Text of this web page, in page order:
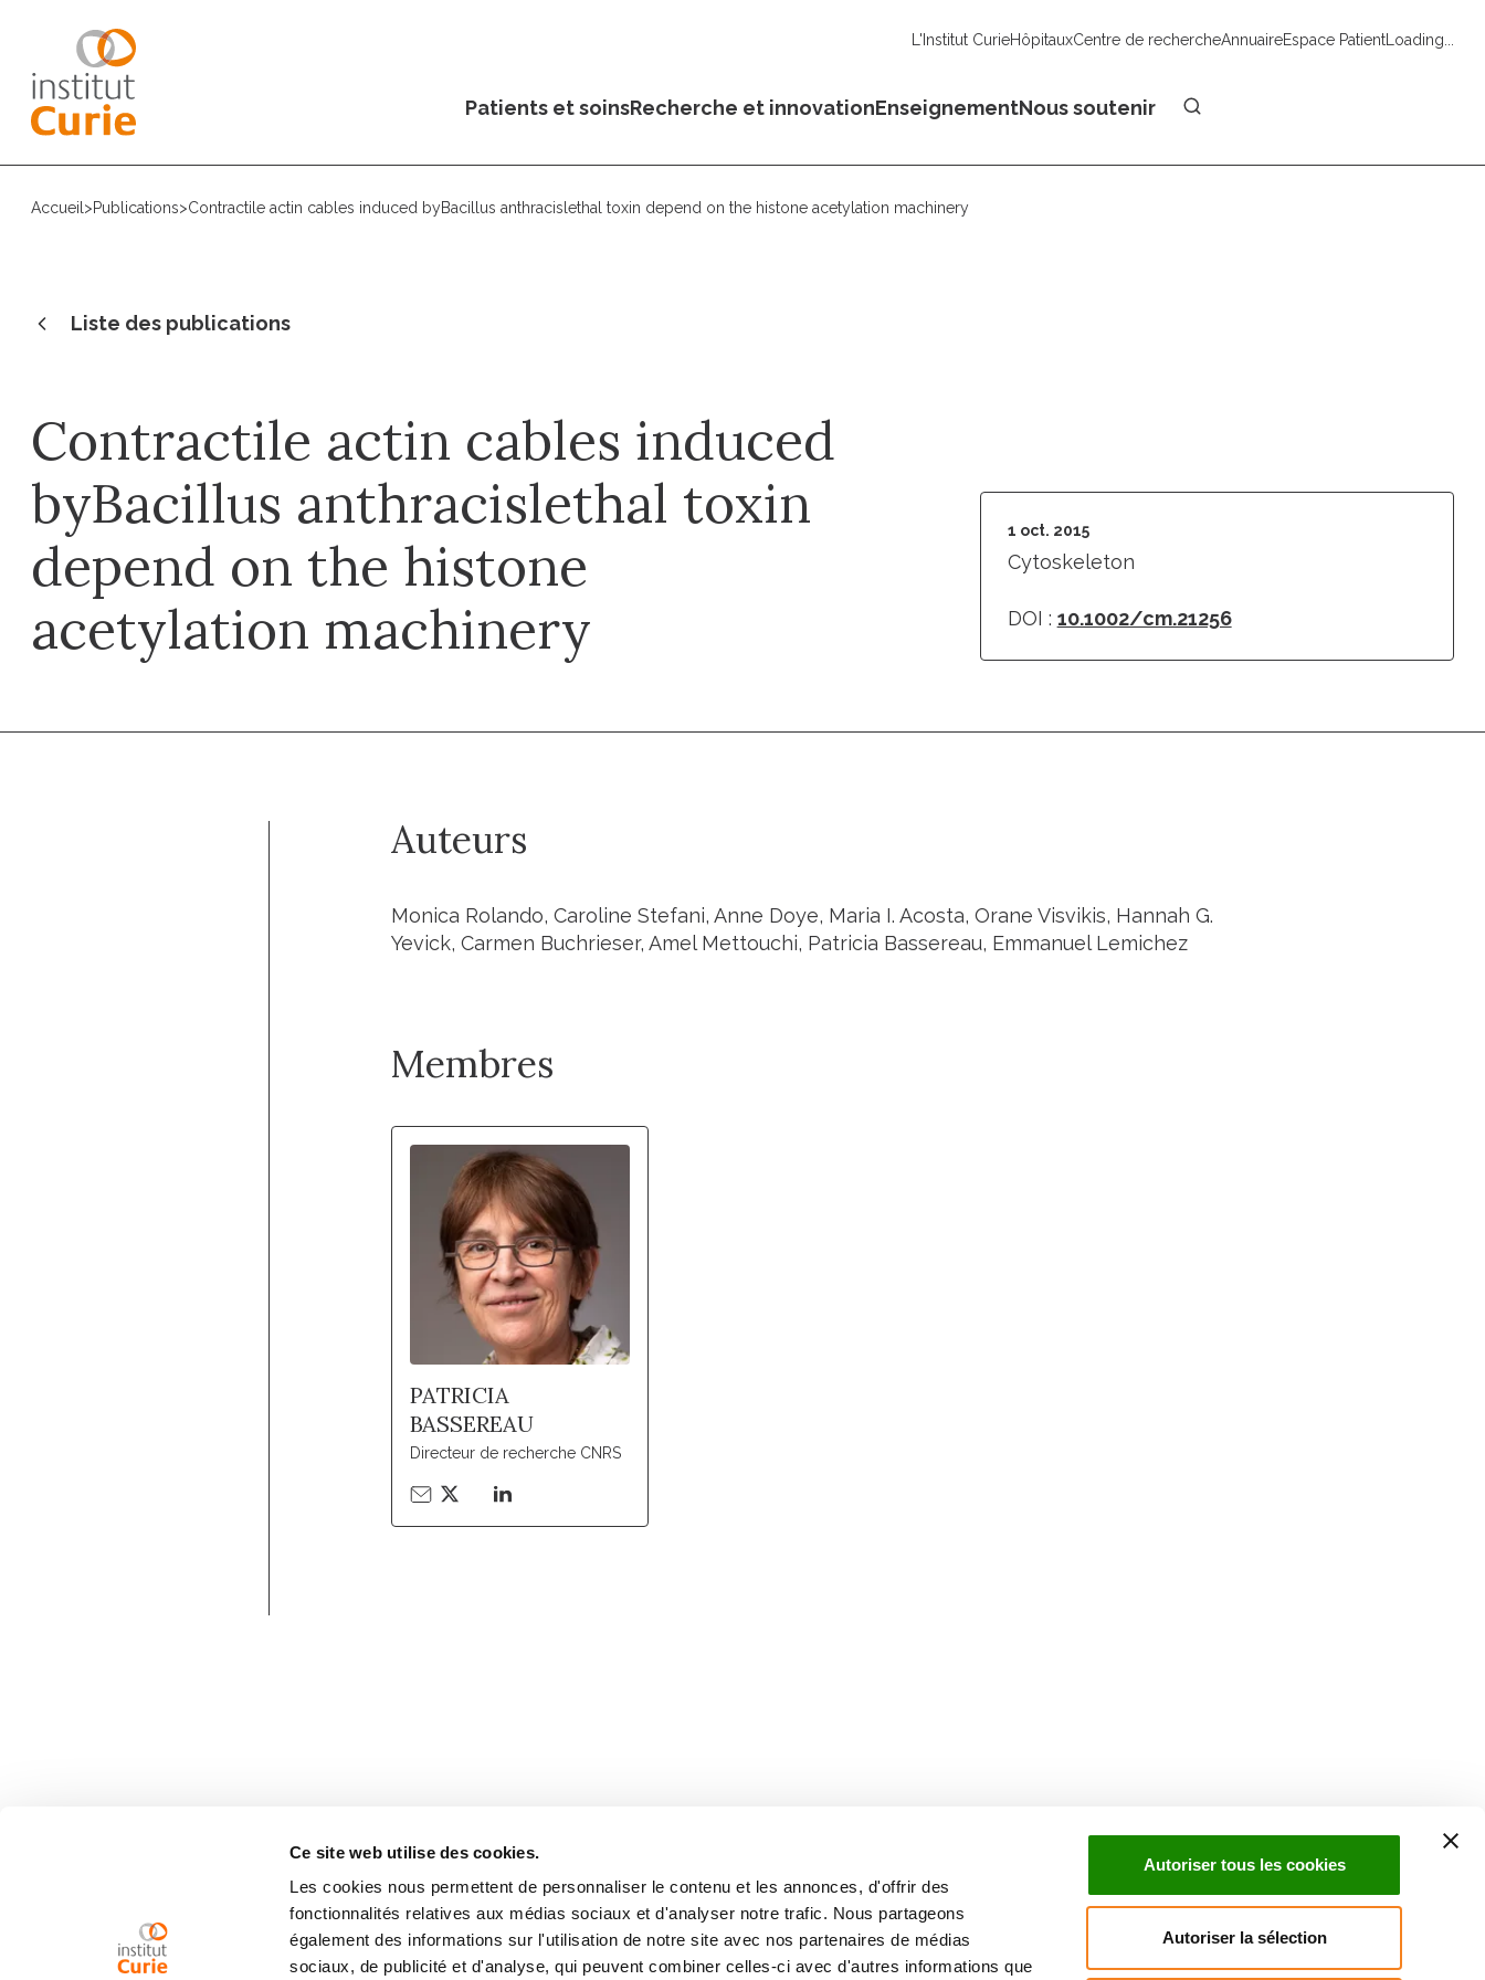
Ce site web utilise des cookies.
Les cookies nous permettent de personnaliser le contenu et les annonces, d'offrir des
fonctionnalités relatives aux médias sociaux et d'analyser notre trafic. Nous partageons
également des informations sur l'utilisation de notre site avec nos partenaires de médias
sociaux, de publicité et d'analyse, qui peuvent combiner celles-ci avec d'autres informations que
Autoriser tous les cookies
Autoriser la sélection
L'Institut CurieHôpitauxCentre de rechercheAnnuaireEspace PatientLoading...
Patients et soinsRecherche et innovationEnseignementNous soutenir
Accueil >Publications>Contractile actin cables induced byBacillus anthracislethal toxin depend on the histone acetylation machinery
Liste des publications
Contractile actin cables induced
byBacillus anthracislethal toxin
depend on the histone
acetylation machinery
1 oct. 2015
Cytoskeleton
DOI : 10.1002/cm.21256
Auteurs
Monica Rolando, Caroline Stefani, Anne Doye, Maria I. Acosta, Orane Visvikis, Hannah G.
Yevick, Carmen Buchrieser, Amel Mettouchi, Patricia Bassereau, Emmanuel Lemichez
Membres
PATRICIA
BASSEREAU
Directeur de recherche CNRS
Inscrivez-vous à la newsletter